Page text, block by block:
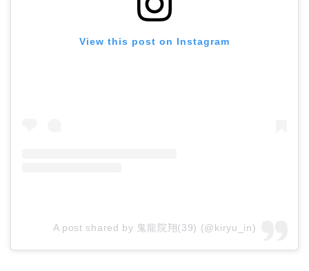
View this post on Instagram
A post shared by 鬼龍院翔(39) (@kiryu_in)